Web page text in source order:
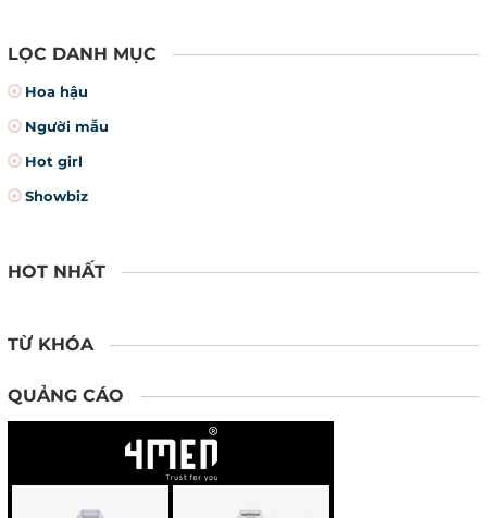
LỌC DANH MỤC
Hoa hậu
Người mẫu
Hot girl
Showbiz
HOT NHẤT
TỪ KHÓA
QUẢNG CÁO